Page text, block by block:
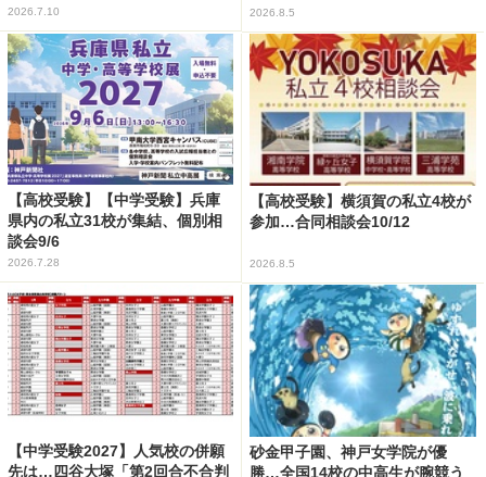
2026.7.10 2026.8.5
【高校受験】【中学受験】兵庫
県内の私立31校が集結、個別相
談会9/6
2026.7.28
【高校受験】横須賀の私立4校が
参加…合同相談会10/12
2026.8.5
【中学受験2027】人気校の併願
先は…四谷大塚「第2回合不合判
砂金甲子園、神戸女学院が優
勝…全国14校の中高生が腕競う